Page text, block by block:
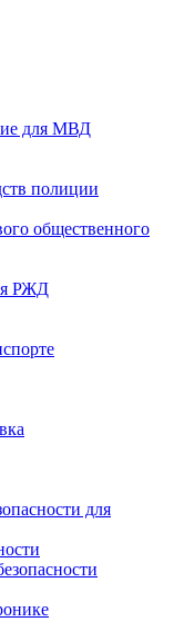
для МВД
полиции
общественного
РЖД
для